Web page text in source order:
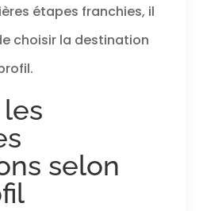
étapes franchies, il
choisir la destination
selon